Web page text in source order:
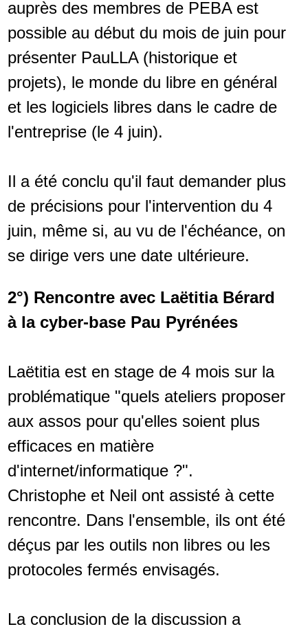
auprès des membres de PEBA est
possible au début du mois de juin pour
présenter PauLLA (historique et
projets), le monde du libre en général
et les logiciels libres dans le cadre de
l'entreprise (le 4 juin).
Il a été conclu qu'il faut demander plus
de précisions pour l'intervention du 4
juin, même si, au vu de l'échéance, on
se dirige vers une date ultérieure.
2°) Rencontre avec Laëtitia Bérard
à la cyber-base Pau Pyrénées
Laëtitia est en stage de 4 mois sur la
problématique "quels ateliers proposer
aux assos pour qu'elles soient plus
efficaces en matière
d'internet/informatique ?".
Christophe et Neil ont assisté à cette
rencontre. Dans l'ensemble, ils ont été
déçus par les outils non libres ou les
protocoles fermés envisagés.
La conclusion de la discussion a